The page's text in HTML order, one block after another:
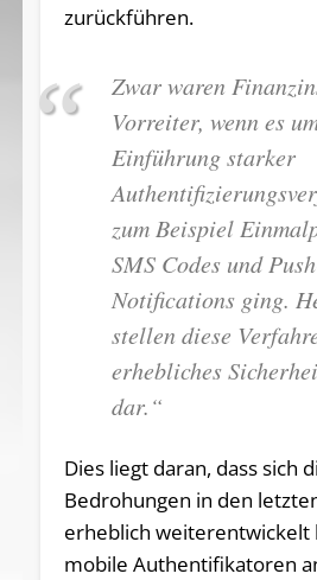
zurückführen.
Zwar waren
Vorreiter, wenn es
Einführung starker
zum Beispiel
SMS Codes und
Notifications ging.
stellen diese
erhebliches
dar.“
Dies liegt daran, dass sich
Bedrohungen in den
erheblich weiterentwickelt
mobile Authentifikatoren